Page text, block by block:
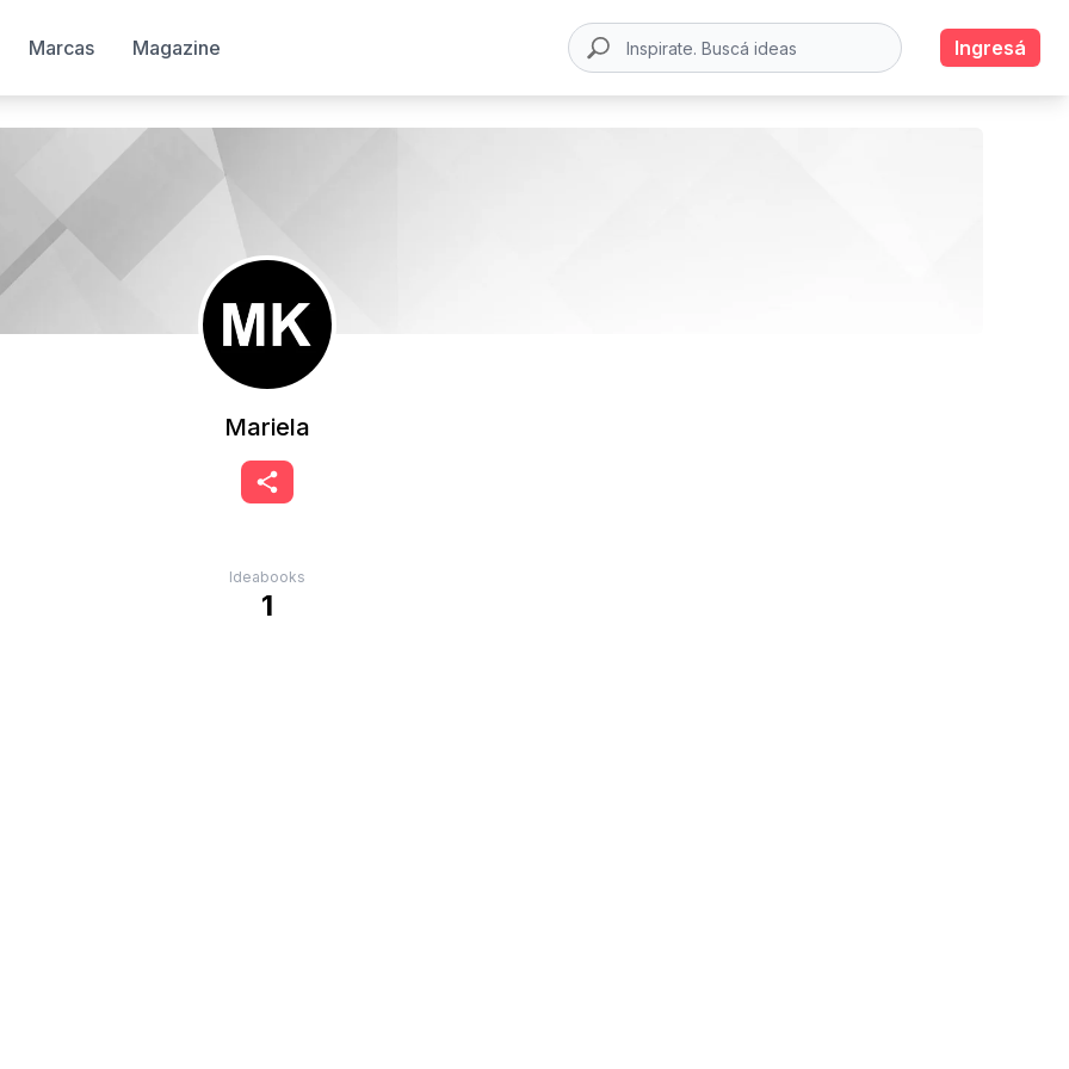
Marcas Magazine Ingresá
Mariela
Ideabooks
1